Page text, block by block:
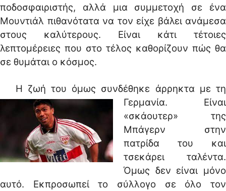
ποδοσφαιριστής, αλλά μια συμμετοχή σε ένα
Μουντιάλ πιθανότατα να τον είχε βάλει ανάμεσα
στους καλύτερους. Είναι κάτι τέτοιες
λεπτομέρειες που στο τέλος καθορίζουν πώς θα
σε θυμάται ο κόσμος.
Η ζωή του όμως συνδέθηκε άρρηκτα με τη
Γερμανία. Είναι
«σκάουτερ» της
Μπάγερν στην
πατρίδα του και
τσεκάρει ταλέντα.
Όμως δεν είναι μόνο
αυτό. Εκπροσωπεί το σύλλογο σε όλο τον